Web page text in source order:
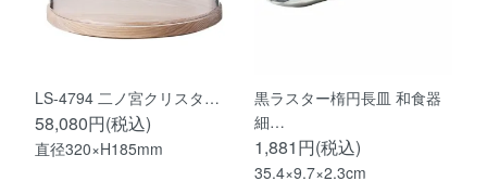
LS-4794 二ノ宮クリスタ…
58,080円(税込)
直径320×H185mm
黒ラスター楕円長皿 和食器
細…
1,881円(税込)
35.4×9.7×2.3cm